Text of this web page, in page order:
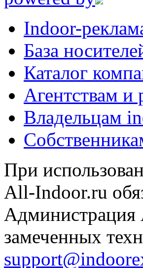
Indoor-
База
Каталог
Агентствам и
Владельцам
При
All-Indoor.ru
Администрация
замеченных